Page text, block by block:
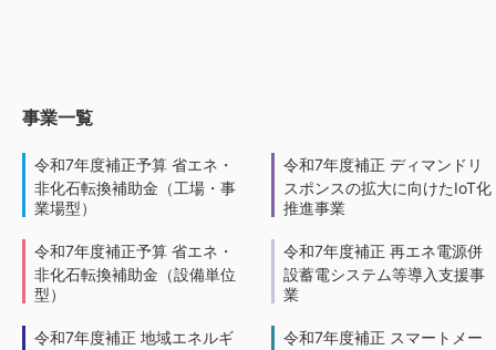
事業一覧
令和7年度補正予算 省エネ・
非化石転換補助金（工場・事
業場型）
令和7年度補正予算 省エネ・
非化石転換補助金（設備単位
型）
令和7年度補正 地域エネルギ
令和7年度補正 ディマンドリ
スポンスの拡大に向けたIoT化
推進事業
令和7年度補正 再エネ電源併
設蓄電システム等導入支援事
業
令和7年度補正 スマートメー